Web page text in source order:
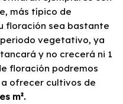
más típico de
floración sea bastante
vegetativo, ya
y no crecerá ni 1
floración podremos
ofrecer cultivos de
m².